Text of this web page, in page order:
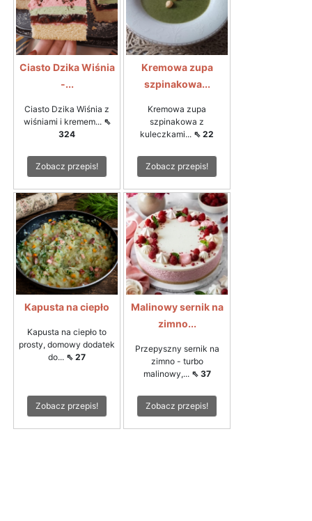
Ciasto Dzika Wiśnia
-...
Ciasto Dzika Wiśnia z
wiśniami i kremem... ⇖
324
Zobacz przepis!
Kremowa zupa
szpinakowa...
Kremowa zupa
szpinakowa z
kuleczkami... ⇖ 22
Zobacz przepis!
Kapusta na ciepło
Kapusta na ciepło to
prosty, domowy dodatek
do... ⇖ 27
Zobacz przepis!
Malinowy sernik na
zimno...
Przepyszny sernik na
zimno - turbo
malinowy,... ⇖ 37
Zobacz przepis!